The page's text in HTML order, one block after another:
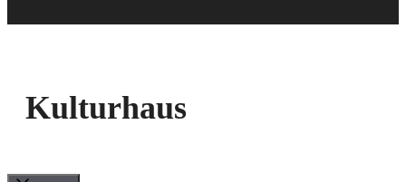
Kulturhaus